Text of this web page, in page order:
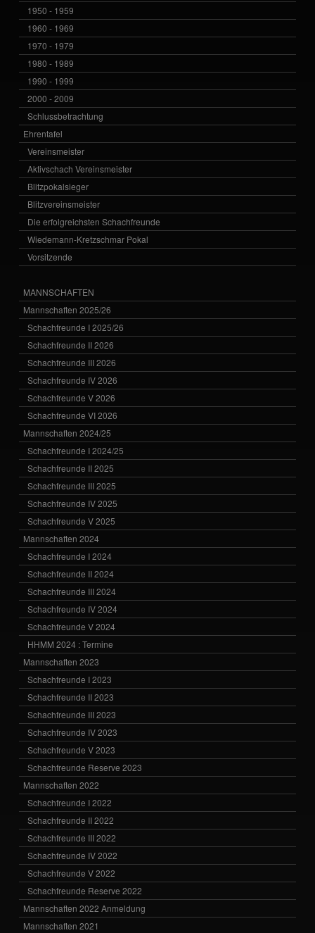
1950 - 1959
1960 - 1969
1970 - 1979
1980 - 1989
1990 - 1999
2000 - 2009
Schlussbetrachtung
Ehrentafel
Vereinsmeister
Aktivschach Vereinsmeister
Blitzpokalsieger
Blitzvereinsmeister
Die erfolgreichsten Schachfreunde
Wiedemann-Kretzschmar Pokal
Vorsitzende
MANNSCHAFTEN
Mannschaften 2025/26
Schachfreunde I 2025/26
Schachfreunde II 2026
Schachfreunde III 2026
Schachfreunde IV 2026
Schachfreunde V 2026
Schachfreunde VI 2026
Mannschaften 2024/25
Schachfreunde I 2024/25
Schachfreunde II 2025
Schachfreunde III 2025
Schachfreunde IV 2025
Schachfreunde V 2025
Mannschaften 2024
Schachfreunde I 2024
Schachfreunde II 2024
Schachfreunde III 2024
Schachfreunde IV 2024
Schachfreunde V 2024
HHMM 2024 : Termine
Mannschaften 2023
Schachfreunde I 2023
Schachfreunde II 2023
Schachfreunde III 2023
Schachfreunde IV 2023
Schachfreunde V 2023
Schachfreunde Reserve 2023
Mannschaften 2022
Schachfreunde I 2022
Schachfreunde II 2022
Schachfreunde III 2022
Schachfreunde IV 2022
Schachfreunde V 2022
Schachfreunde Reserve 2022
Mannschaften 2022 Anmeldung
Mannschaften 2021